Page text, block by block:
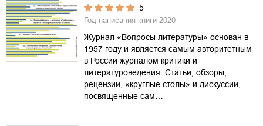
5
Год написания книги 2020
Журнал «Вопросы литературы» основан в
1957 году и является самым авторитетным
в России журналом критики и
литературоведения. Статьи, обзоры,
рецензии, «круглые столы» и дискуссии,
посвященные сам…